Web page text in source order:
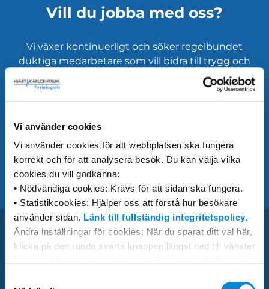
Vi använder cookies
Vi använder cookies för att webbplatsen ska fungera
korrekt och för att analysera besök. Du kan välja vilka
cookies du vill godkänna:
• Nödvändiga cookies: Krävs för att sidan ska fungera.
• Statistikcookies: Hjälper oss att förstå hur besökare
använder sidan. Länk till fullständig integritetspolicy.
Ändra inställningar för cookies: När du sparat ditt val här,
klicka på den runda svarta knappen längst ned till vänster
Vill du jobba med oss?
Vi växer kontinuerligt och söker regelbundet
duktiga medarbetare som vill bidra till trygg och
professionell diagnostik inom hjärta, kärl och
lungor. Här hittar du våra aktuella tjänster och
information om hur du kan bli en del av vårt
Läs mer